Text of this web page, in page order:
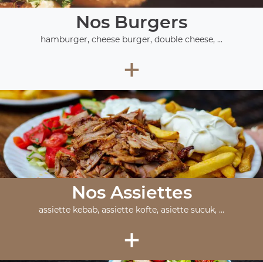
Nos Burgers
hamburger, cheese burger, double cheese, ...
+
Nos Assiettes
assiette kebab, assiette kofte, asiette sucuk, ...
+